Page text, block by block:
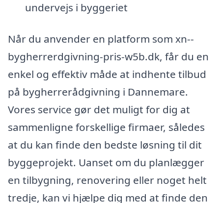
undervejs i byggeriet
Når du anvender en platform som xn--
bygherrerdgivning-pris-w5b.dk, får du en
enkel og effektiv måde at indhente tilbud
på bygherrerådgivning i Dannemare.
Vores service gør det muligt for dig at
sammenligne forskellige firmaer, således
at du kan finde den bedste løsning til dit
byggeprojekt. Uanset om du planlægger
en tilbygning, renovering eller noget helt
tredje, kan vi hjælpe dig med at finde den